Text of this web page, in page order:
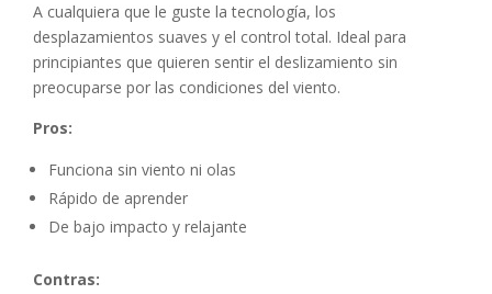
A cualquiera que le guste la tecnología, los
desplazamientos suaves y el control total. Ideal para
principiantes que quieren sentir el deslizamiento sin
preocuparse por las condiciones del viento.
Pros:
Funciona sin viento ni olas
Rápido de aprender
De bajo impacto y relajante
Contras: